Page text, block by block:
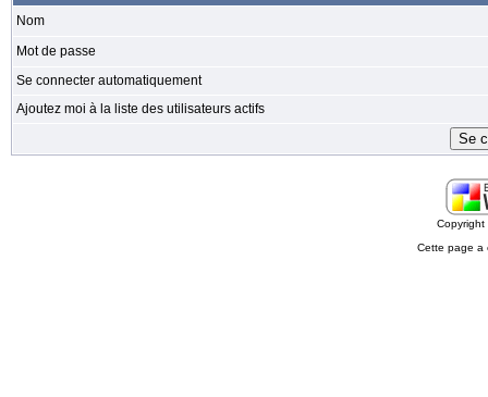
Nom
Mot de passe
Se connecter automatiquement
Ajoutez moi à la liste des utilisateurs actifs
Cette page a